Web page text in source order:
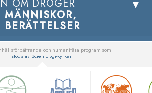
OM DROGER
MÄNNISKOR,
och humanitära program som
stöds av Scientologi-kyrkan